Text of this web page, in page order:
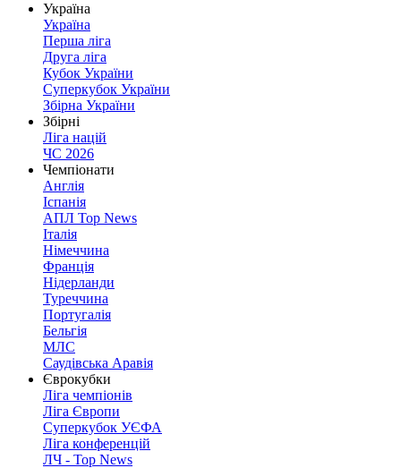
Україна
Україна
Перша ліга
Друга ліга
Кубок України
Суперкубок України
Збірна України
Збірні
Ліга націй
ЧС 2026
Чемпіонати
Англія
Іспанія
АПЛ Top News
Італія
Німеччина
Франція
Нідерланди
Туреччина
Португалія
Бельгія
МЛС
Саудівська Аравія
Єврокубки
Ліга чемпіонів
Ліга Європи
Суперкубок УЄФА
Ліга конференцій
ЛЧ - Top News